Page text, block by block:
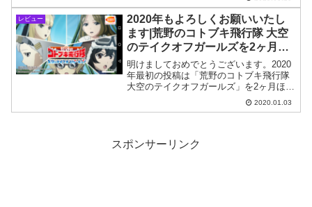
レビュー
2020年もよろしくお願いいたし
ます|荒野のコトブキ飛行隊 大空
のテイクオフガールズを2ヶ月プ
レイした感想
明けましておめでとうございます。2020
年最初の投稿は「荒野のコトブキ飛行隊
大空のテイクオフガールズ」を2ヶ月ほど
無課金でやってみた感想です。 2020.01.03
スポンサーリンク